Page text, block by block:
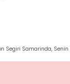
Segiri Samarinda,